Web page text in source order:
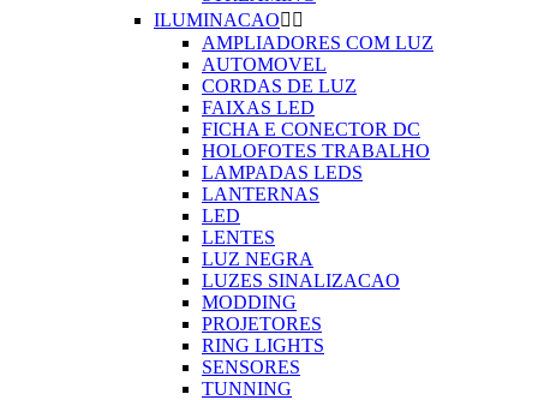
ILUMINACAO 
AMPLIADORES COM LUZ
AUTOMOVEL
CORDAS DE LUZ
FAIXAS LED
FICHA E CONECTOR DC
HOLOFOTES TRABALHO
LAMPADAS LEDS
LANTERNAS
LED
LENTES
LUZ NEGRA
LUZES SINALIZACAO
MODDING
PROJETORES
RING LIGHTS
SENSORES
TUNNING